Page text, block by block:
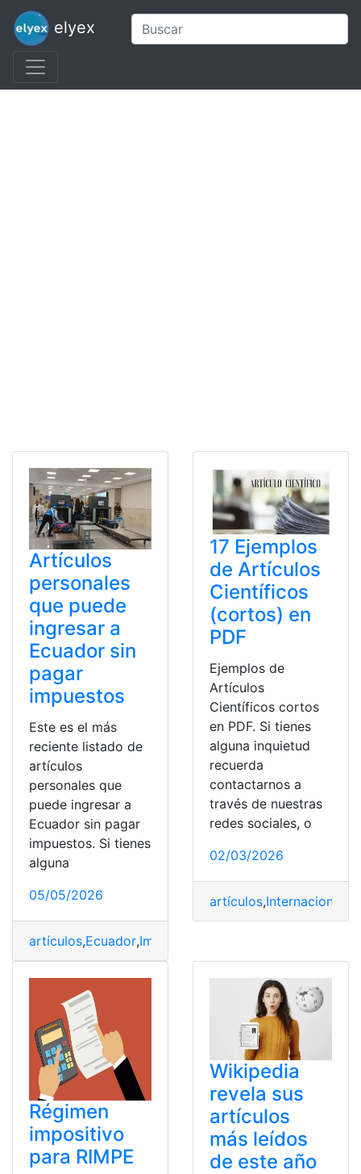
elyex
Artículos
personales
que puede
ingresar a
Ecuador sin
pagar
impuestos
Este es el más
reciente listado de
artículos
personales que
puede ingresar a
Ecuador sin pagar
impuestos. Si tienes
alguna
05/05/2026
artículos,Ecuador,Impuestos
17 Ejemplos
de Artículos
Científicos
(cortos) en
PDF
Ejemplos de
Artículos
Científicos cortos
en PDF. Si tienes
alguna inquietud
recuerda
contactarnos a
través de nuestras
redes sociales, o
02/03/2026
artículos,Internacionales
Régimen
impositivo
para RIMPE
Wikipedia
revela sus
artículos
más leídos
de este año